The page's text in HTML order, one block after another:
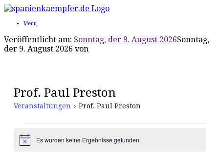
Menu
Veröffentlicht am: Sonntag, der 9. August 2026Sonntag,
der 9. August 2026 von
Prof. Paul Preston
Veranstaltungen Prof. Paul Preston
HinweisEs wurden keine Ergebnisse gefunden.